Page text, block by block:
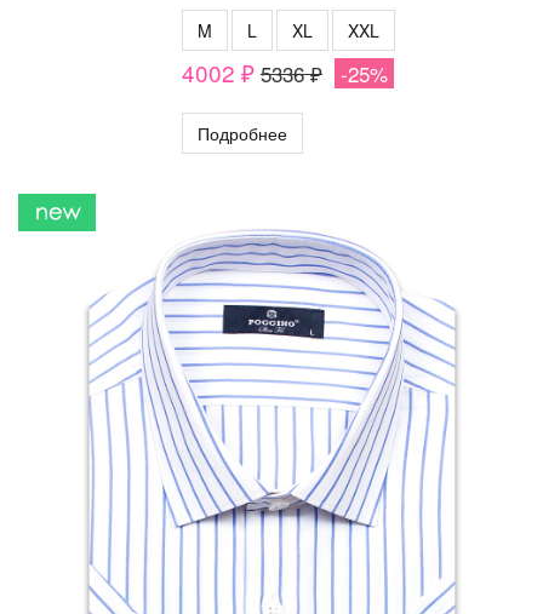
M L XL XXL
4002 ₽ 5336 ₽ -25%
Подробнее